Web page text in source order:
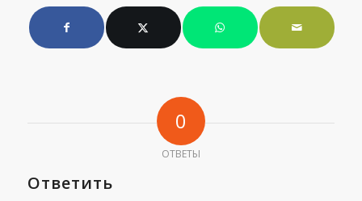
0
ОТВЕТЫ
Ответить